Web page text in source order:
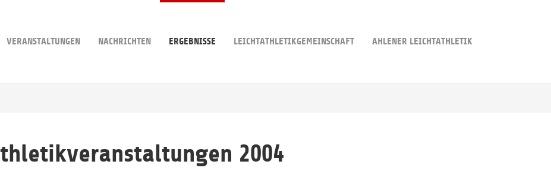
VERANSTALTUNGEN NACHRICHTEN ERGEBNISSE LEICHTATHLETIKGEMEINSCHAFT AHLENER LEICHTATHLETIK
2004